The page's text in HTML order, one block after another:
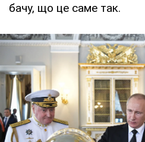
бачу, що це саме так.